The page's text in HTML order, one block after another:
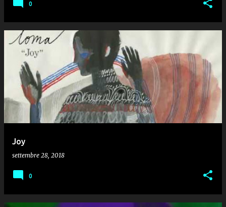
0
Joy
settembre 28, 2018
0